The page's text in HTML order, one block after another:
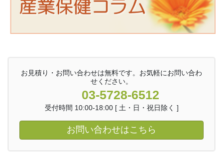
お見積り・お問い合わせは無料です。お気軽にお問い合わ
せください。
03-5728-6512
受付時間 10:00-18:00 [ 土・日・祝日除く ]
お問い合わせはこちら